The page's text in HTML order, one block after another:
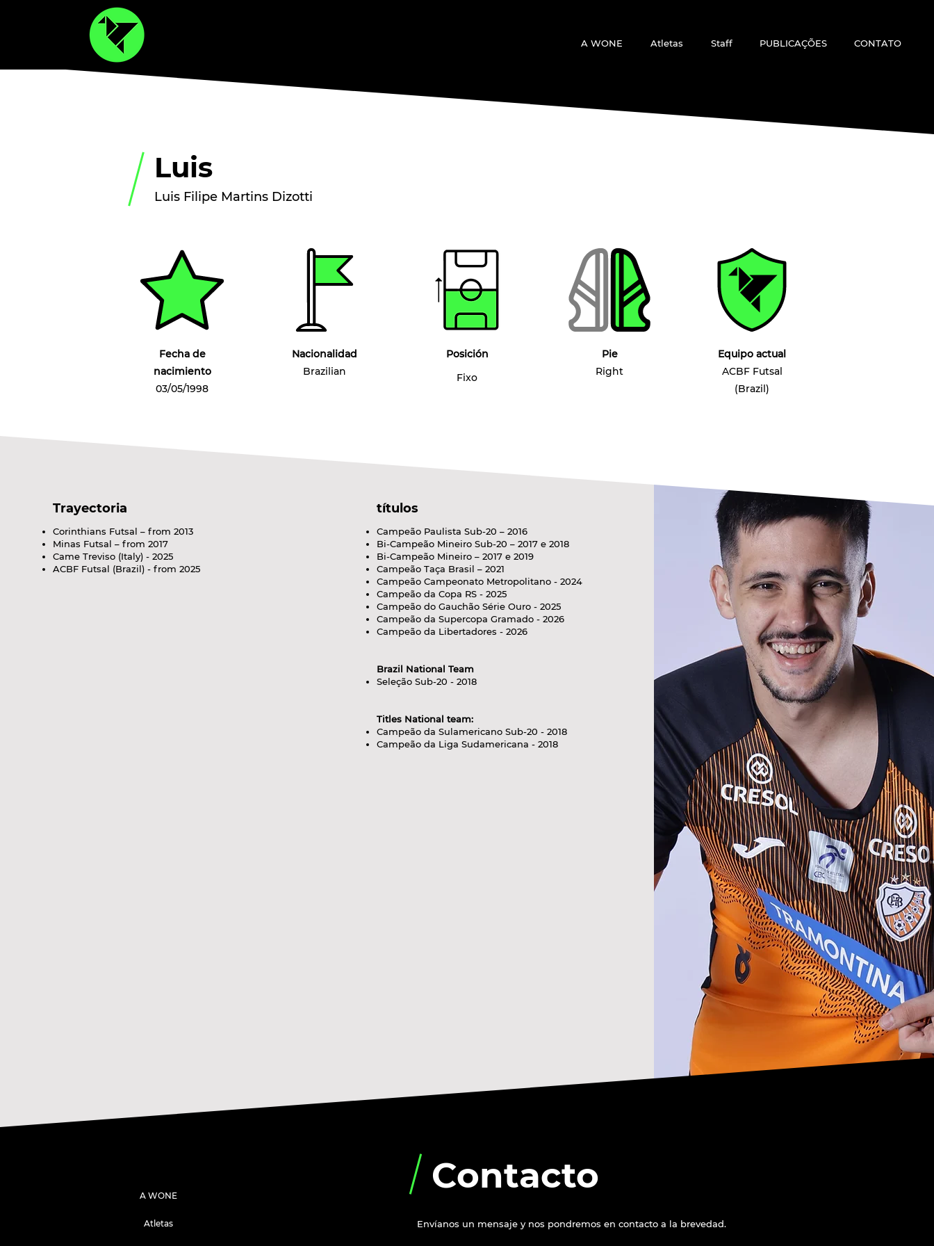
A WONE Atletas Staff PUBLICAÇÕES CONTATO
Luis
Luis Filipe Martins Dizotti
Fecha de
nacimiento
03/05/1998
Nacionalidad
Brazilian
Posición
Fixo
Pie
Right
Equipo actual
ACBF Futsal
(Brazil)
Trayectoria
Corinthians Futsal – from 2013
Minas Futsal – from 2017
Came Treviso (Italy) - 2025
ACBF Futsal (Brazil) - from 2025
títulos
Campeão Paulista Sub-20 – 2016
Bi-Campeão Mineiro Sub-20 – 2017 e 2018
Bi-Campeão Mineiro – 2017 e 2019
Campeão Taça Brasil – 2021
Campeão Campeonato Metropolitano - 2024
Campeão da Copa RS - 2025
Campeão do Gauchão Série Ouro - 2025
Campeão da Supercopa Gramado - 2026
Campeão da Libertadores - 2026
Brazil National Team
Seleção Sub-20 - 2018
Titles National team:
Campeão da Sulamericano Sub-20 - 2018
Campeão da Liga Sudamericana - 2018
A WONE
Atletas
Contacto
Envíanos un mensaje y nos pondremos en contacto a la brevedad.